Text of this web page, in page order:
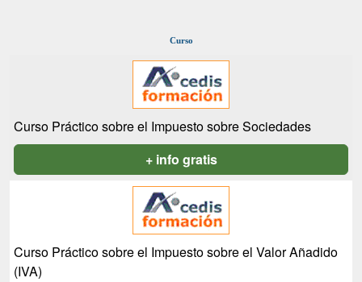
Curso
Curso Práctico sobre el Impuesto sobre Sociedades
+ info gratis
Curso Práctico sobre el Impuesto sobre el Valor Añadido
(IVA)